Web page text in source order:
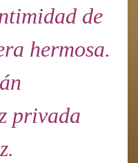
de
hermosa.
privada